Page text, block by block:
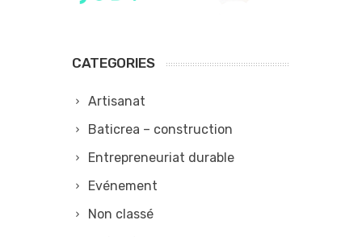
CATEGORIES
Artisanat
Baticrea – construction
Entrepreneuriat durable
Evénement
Non classé